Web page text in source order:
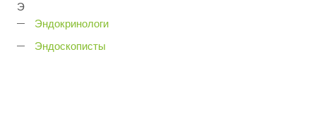
Э
Эндокринологи
Эндоскописты